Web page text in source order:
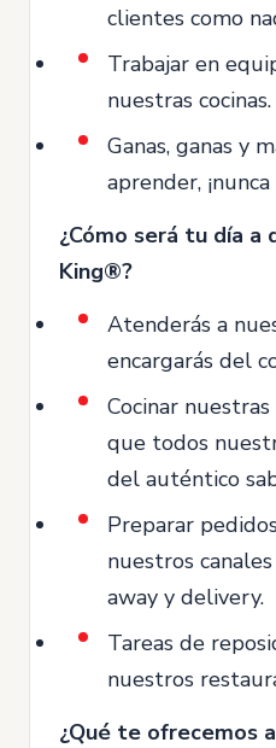
clientes como
Trabajar en
nuestras cocinas.
Ganas, ganas y
aprender,
¿Cómo será tu día a
King®?
Atenderás a
encargarás del
Cocinar
que todos
del auténtico
Preparar
nuestros
away y delivery.
Tareas de
nuestros
¿Qué te ofrecemos